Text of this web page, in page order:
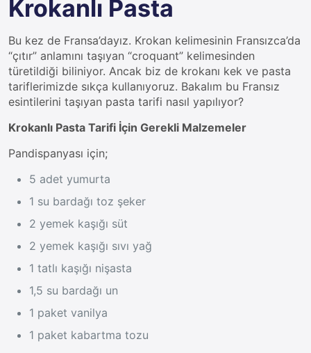
Krokanlı Pasta
Bu kez de Fransa’dayız. Krokan kelimesinin Fransızca’da
“çıtır” anlamını taşıyan “croquant” kelimesinden
türetildiği biliniyor. Ancak biz de krokanı kek ve pasta
tariflerimizde sıkça kullanıyoruz. Bakalım bu Fransız
esintilerini taşıyan pasta tarifi nasıl yapılıyor?
Krokanlı Pasta Tarifi İçin Gerekli Malzemeler
Pandispanyası için;
5 adet yumurta
1 su bardağı toz şeker
2 yemek kaşığı süt
2 yemek kaşığı sıvı yağ
1 tatlı kaşığı nişasta
1,5 su bardağı un
1 paket vanilya
1 paket kabartma tozu